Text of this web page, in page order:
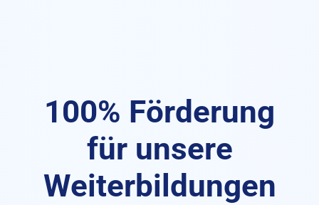
100% Förderung
für unsere
Weiterbildungen